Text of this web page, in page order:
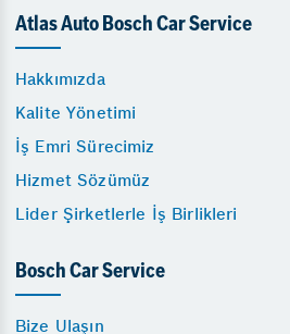
Atlas Auto Bosch Car Service
Hakkımızda
Kalite Yönetimi
İş Emri Sürecimiz
Hizmet Sözümüz
Lider Şirketlerle İş Birlikleri
Bosch Car Service
Bize Ulaşın